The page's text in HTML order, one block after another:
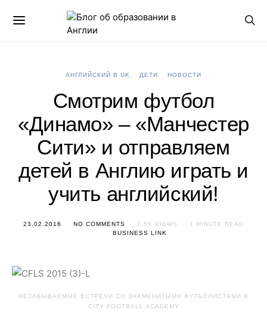
АНГЛИЙСКИЙ В UK ДЕТИ НОВОСТИ
Смотрим футбол
«Динамо» – «Манчестер
Сити» и отправляем
детей в Англию играть и
учить английский!
23.02.2016 NO COMMENTS 2.5K VIEWS
1 MINUTE READ
BUSINESS LINK
НЕЗАБЫВАЕМЫЕ ВСТРЕЧИ СО ЗНАМЕНИТЫМИ ФУТБОЛИСТАМИ В
CITY FOOTBALL ACADEMY